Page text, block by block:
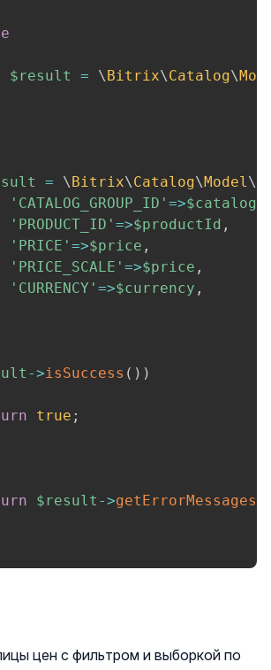
$result
= \Bitrix\Catalog\
= \Bitrix\Catalog\Model\
'CATALOG_GROUP_ID' =>
'PRODUCT_ID' =>$productId ,
'PRICE' =>$price ,
'PRICE_SCALE' =>$price ,
'CURRENCY' =>$currency ,
->isSuccess ( ) )
true ;
$result ->getErrorMessages
цен с фильтром и выборкой по